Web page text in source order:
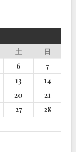
土
日
6
7
13
14
20
21
27
28